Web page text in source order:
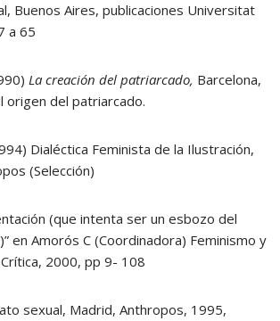
Buenos Aires, publicaciones Universitat
a 65
La creación del patriarcado, Barcelona,
origen del patriarcado.
Dialéctica Feminista de la Ilustración,
(Selección)
(que intenta ser un esbozo del
en Amorós C (Coordinadora) Feminismo y
2000, pp 9- 108
sexual, Madrid, Anthropos, 1995,